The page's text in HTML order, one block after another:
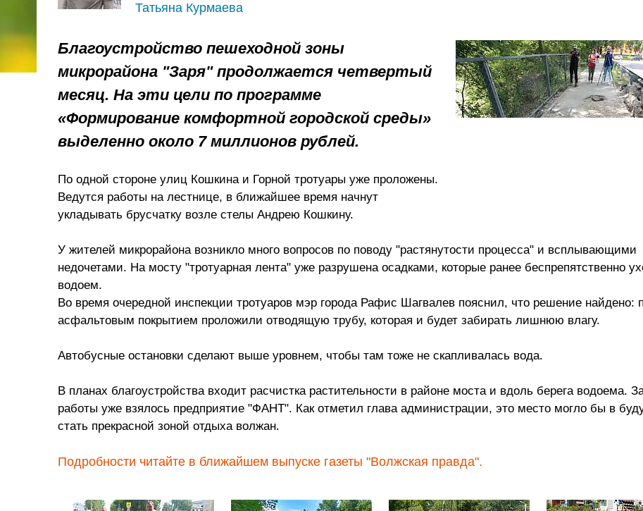
Татьяна Курмаева
Благоустройство пешеходной зоны
микрорайона "Заря" продолжается четвертый
месяц. На эти цели по программе
«Формирование комфортной городской среды»
выделенно около 7 миллионов рублей.
По одной стороне улиц Кошкина и Горной тротуары уже проложены.
Ведутся работы на лестнице, в ближайшее время начнут
укладывать брусчатку возле стелы Андрею Кошкину.
У жителей микрорайона возникло много вопросов по поводу "растянутости процесса" и всплывающими
недочетами. На мосту "тротуарная лента" уже разрушена осадками, которые ранее беспрепятственно
водоем.
Во время очередной инспекции тротуаров мэр города Рафис Шагвалев пояснил, что решение найдено:
асфальтовым покрытием проложили отводящую трубу, которая и будет забирать лишнюю влагу.
Автобусные остановки сделают выше уровнем, чтобы там тоже не скапливалась вода.
В планах благоустройства входит расчистка растительности в районе моста и вдоль берега водоема.
работы уже взялось предприятие "ФАНТ". Как отметил глава администрации, это место могло бы в
стать прекрасной зоной отдыха волжан.
Подробности читайте в ближайшем выпуске газеты "Волжская правда".